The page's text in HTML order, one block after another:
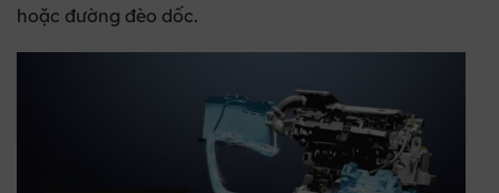
hoặc đường đèo dốc.